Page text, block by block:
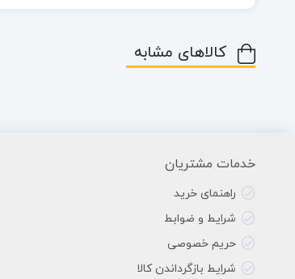
کالاهای مشابه
خدمات مشتریان
راهنمای خرید
شرایط و ضوابط
حریم خصوصی
شرایط بازگرداندن کالا